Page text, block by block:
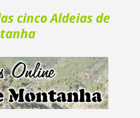
cinco Aldeias de